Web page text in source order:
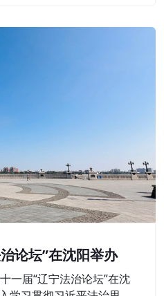
论坛”在沈阳举办
一届“辽宁法治论坛”在沈